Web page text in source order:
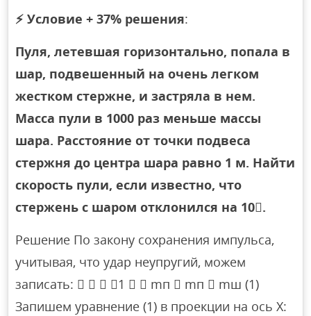
⚡ Условие + 37% решения:
Пуля, летевшая горизонтально, попала в
шар, подвешенный на очень легком
жестком стержне, и застряла в нем.
Масса пули в 1000 раз меньше массы
шара. Расстояние от точки подвеса
стержня до центра шара равно 1 м. Найти
скорость пули, если известно, что
стержень с шаром отклонился на 10.
Решение По закону сохранения импульса,
учитывая, что удар неупругий, можем
записать:    1   mп  mп  mш (1)
Запишем уравнение (1) в проекции на ось Х: